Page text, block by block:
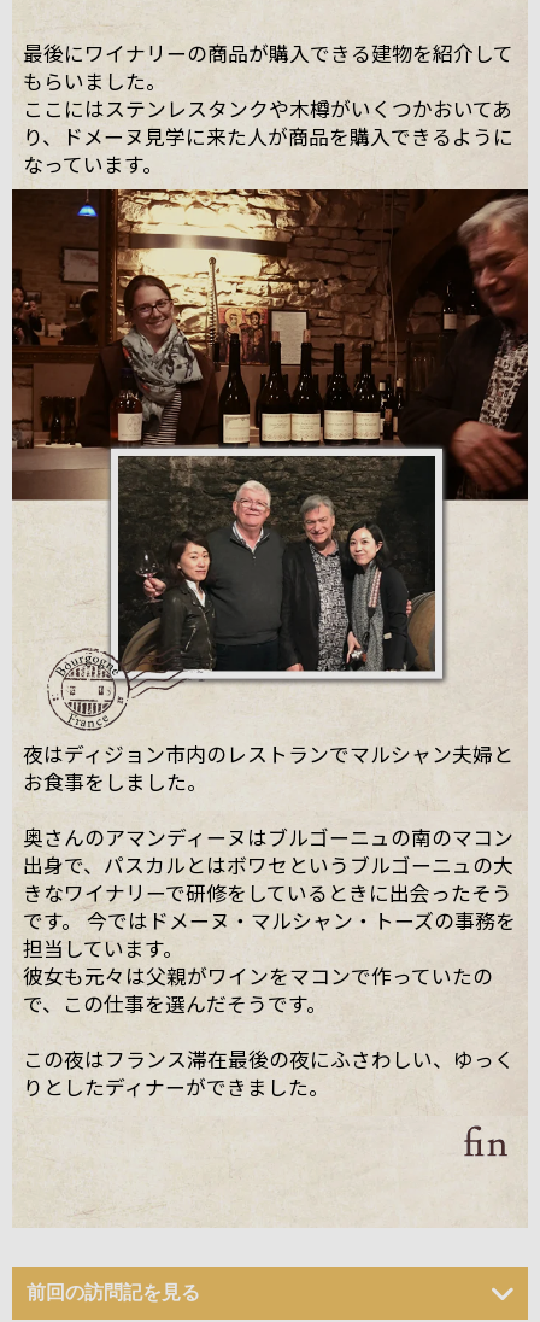
最後にワイナリーの商品が購入できる建物を紹介して
もらいました。
ここにはステンレスタンクや木樽がいくつかおいてあ
り、ドメーヌ見学に来た人が商品を購入できるように
なっています。
夜はディジョン市内のレストランでマルシャン夫婦と
お食事をしました。
奥さんのアマンディーヌはブルゴーニュの南のマコン
出身で、パスカルとはボワセというブルゴーニュの大
きなワイナリーで研修をしているときに出会ったそう
です。 今ではドメーヌ・マルシャン・トーズの事務を
担当しています。
彼女も元々は父親がワインをマコンで作っていたの
で、この仕事を選んだそうです。
この夜はフランス滞在最後の夜にふさわしい、ゆっく
りとしたディナーができました。
前回の訪問記を見る